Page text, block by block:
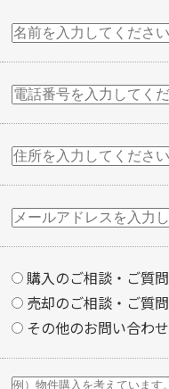
購入のご相談・ご質問
売却のご相談・ご質問
その他のお問い合わせ